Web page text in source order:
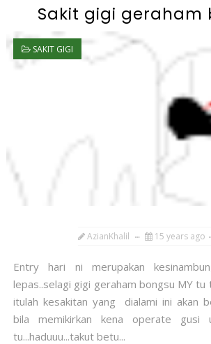
Sakit gigi geraham
SAKIT GIGI
AzianKhalil 15 years ago
Entry hari ni merupakan
lepas..selagi gigi geraham bongsu MY tu
itulah kesakitan yang dialami ini akan
bila memikirkan kena operate gusi
tu...haduuu...takut betu...